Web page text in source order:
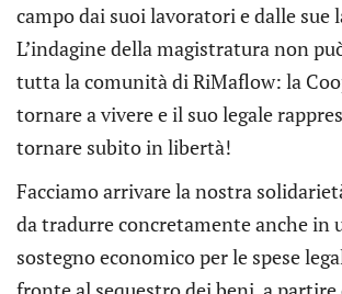
campo dai suoi lavoratori e dalle sue
L’indagine della magistratura non
tutta la comunità di RiMaflow: la
tornare a vivere e il suo legale
tornare subito in libertà!
Facciamo arrivare la nostra
da tradurre concretamente anche in
sostegno economico per le spese